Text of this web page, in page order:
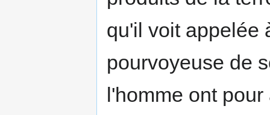
qu'il voit appelée
pourvoyeuse de
l'homme ont